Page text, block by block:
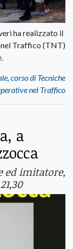
ha realizzato il
nel Traffico (TNT)
corso di Tecniche
nel Traffico
a
ed imitatore,